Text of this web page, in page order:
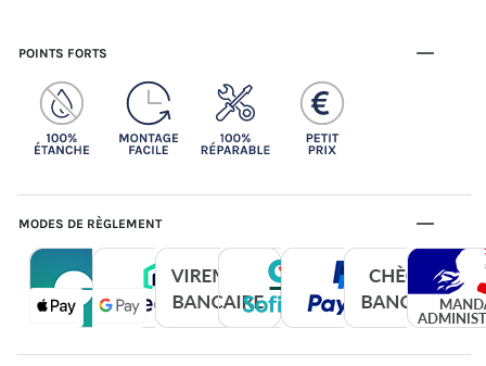
POINTS FORTS
MODES DE RÈGLEMENT